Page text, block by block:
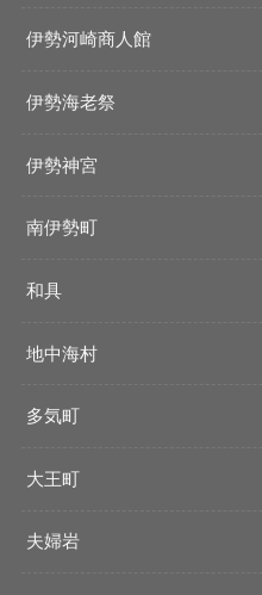
伊勢河崎商人館
伊勢海老祭
伊勢神宮
南伊勢町
和具
地中海村
多気町
大王町
夫婦岩